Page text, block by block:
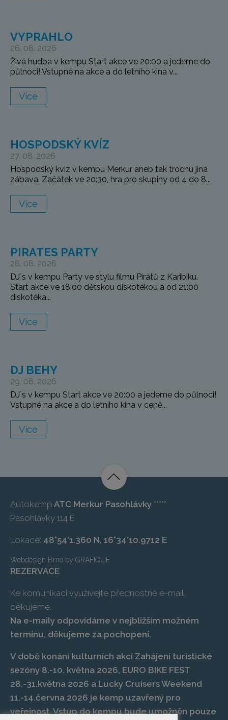
VYPRAHLO
26. 08. 2026
Živá hudba v kempu Start akce ve 20:00 a jedeme do
půlnoci! Vstupné na akce a do letního kina v...
Více
HOSPODSKÝ KVÍZ
27. 08. 2026
Hospodský kvíz v kempu Merkur aneb tak trochu jiná
zábava. Začátek ve 20:30, hra pro skupiny od 4 do 8...
Více
PIRATES PARTY
28. 08. 2026
DJ`s v kempu Party ve stylu filmu Pirátů z Karibiku.
Start akce ve 18:00 dětskou diskotékou a od 21:00
diskotéka...
Více
DJ BEHY
29. 08. 2026
DJ`s v kempu Start akce ve 20:00 a jedeme do půlnoci!
Vstupné na akce a do letního kina v ceně...
Více
Autokemp ATC Merkur Pasohlávky *****
Pasohlávky 114 E
Lokace: 48°54’1.360 N, 16°34’10.9712 E
Webdesign Brno by GRAFIQUE
REZERVACE
Ke komunikaci využívejte přednostně e-mail,
děkujeme.
Na e-maily odpovídáme v nejbližším možném
termínu, děkujeme za pochopení.
V době konání kulturních akcí Zahájení turistické
sezóny 8.-10. května 2026, EURO BIKE FEST
28.-31.května 2026 a Lucky Cruisers Weekend
11.-14.června 2026 je kemp uzavřený pro
veřejnost. Vstup do kempu bude umožněn pouze